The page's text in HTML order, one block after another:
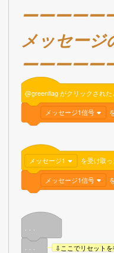
ーーーーー
メッセージ
ーーーーー
@greenflag がクリックされた
メッセージ1信号
メッセージ1 を受け取
メッセージ1信号
. . .
⇩ここでリセット